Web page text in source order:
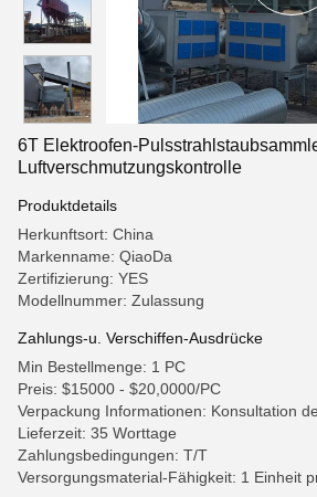
6T Elektroofen-
Luftverschmutzungskontrolle
Produktdetails
Herkunftsort: China
Markenname: QiaoDa
Zertifizierung: YES
Modellnummer: Zulassung
Zahlungs-u. Verschiffen-Ausdrücke
Min Bestellmenge: 1 PC
Preis: $15000 - $20,0000/PC
Verpackung Informationen: Konsultation
Lieferzeit: 35 Worttage
Zahlungsbedingungen: T/T
Versorgungsmaterial-Fähigkeit: 1 Einheit